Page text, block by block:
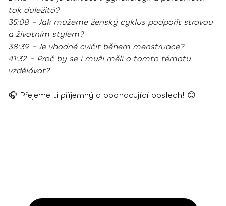
tak důležitá?
35:08 – Jak můžeme ženský cyklus podpořit stravou
a životním stylem?
38:39 – Je vhodné cvičit během menstruace?
41:32 – Proč by se i muži měli o tomto tématu
vzdělávat?
🎧 Přejeme ti příjemný a obohacující poslech! 😊